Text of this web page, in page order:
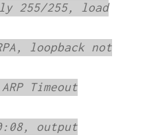
255/255, load
loopback not
Timeout
output